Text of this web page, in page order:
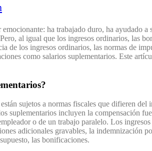
ha trabajado duro, ha ayudado a
al igual que los ingresos ordinarios, las
de los ingresos ordinarios, las normas de
como salarios suplementarios. Este
sujetos a normas fiscales que difieren del
suplementarios incluyen la compensación
o de un trabajo paralelo. Los
adicionales gravables, la indemnización
las bonificaciones.